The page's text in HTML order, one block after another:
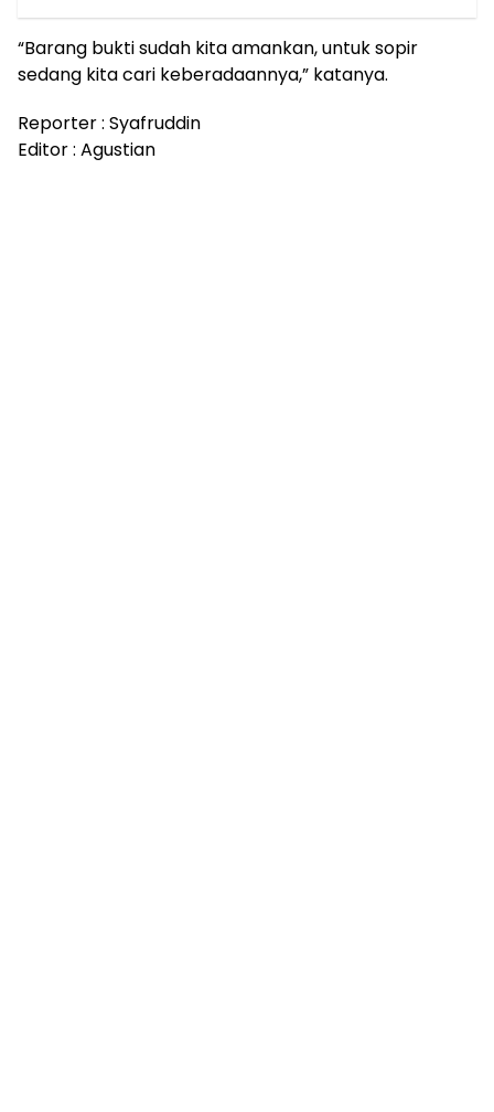
“Barang bukti sudah kita amankan, untuk sopir
sedang kita cari keberadaannya,” katanya.
Reporter : Syafruddin
Editor : Agustian